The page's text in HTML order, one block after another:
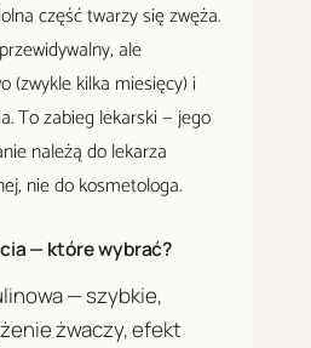
część twarzy się zwęża.
ale
(zwykle kilka miesięcy) i
To zabieg lekarski — jego
należą do lekarza
nie do kosmetologa.
— które wybrać?
— szybkie,
żwaczy, efekt